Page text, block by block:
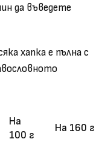
да въведете
хапка е пълна с
На
100 г
На 160 г